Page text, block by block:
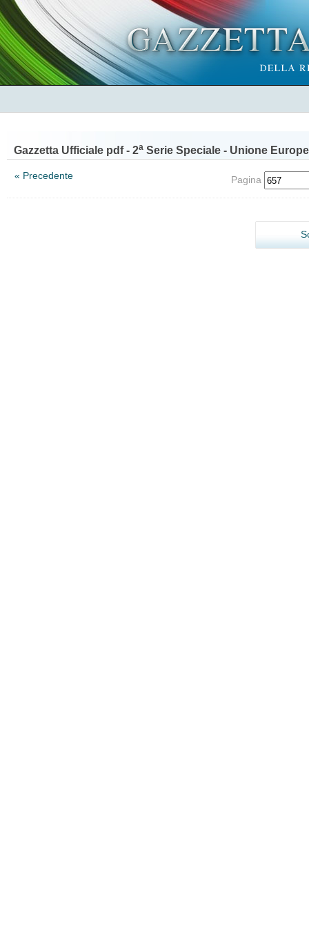
Gazzetta Ufficiale pdf - 2a Serie Speciale - Unione
« Precedente Pagina